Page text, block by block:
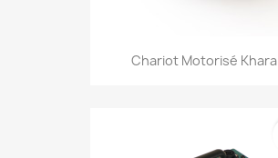
Chariot Motorisé Khara